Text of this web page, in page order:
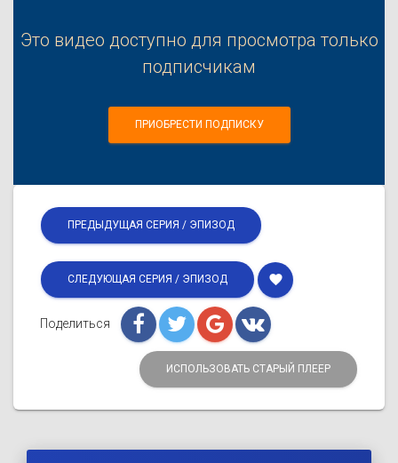
Это видео доступно для просмотра только
подписчикам
ПРИОБРЕСТИ ПОДПИСКУ
ПРЕДЫДУЩАЯ СЕРИЯ / ЭПИЗОД
СЛЕДУЮЩАЯ СЕРИЯ / ЭПИЗОД favorite
Поделиться
ИСПОЛЬЗОВАТЬ СТАРЫЙ ПЛЕЕР